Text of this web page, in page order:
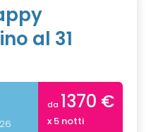
al 31
da 1370 €
x 5 notti